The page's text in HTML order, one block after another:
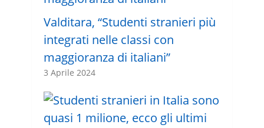
Valditara, “Studenti stranieri più
integrati nelle classi con
maggioranza di italiani”
3 Aprile 2024